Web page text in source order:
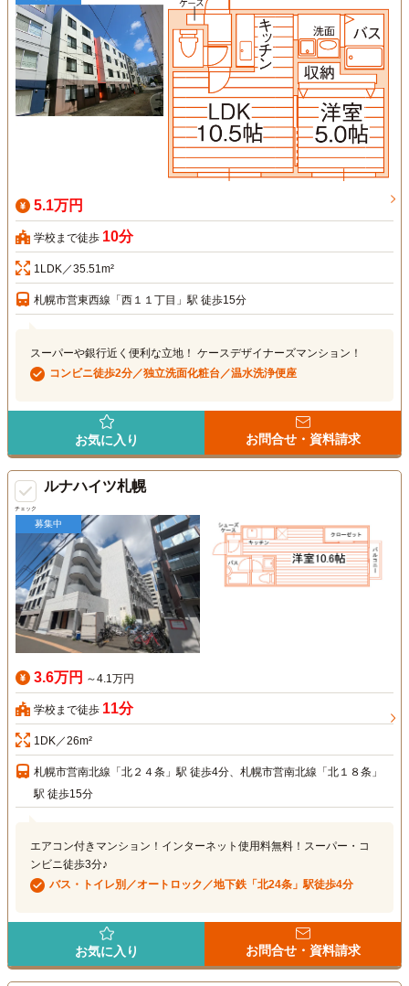
5.1万円
学校まで徒歩 10分
1LDK／35.51m²
札幌市営東西線「西１１丁目」駅 徒歩15分
スーパーや銀行近く便利な立地！ ケースデザイナーズマンション！
コンビニ徒歩2分／独立洗面化粧台／温水洗浄便座
お気に入り お問合せ・資料請求
チェック
ルナハイツ札幌
募集中
3.6万円 ～4.1万円
学校まで徒歩 11分
1DK／26m²
札幌市営南北線「北２４条」駅 徒歩4分、札幌市営南北線「北１８条」
駅 徒歩15分
エアコン付きマンション！インターネット使用料無料！スーパー・コ
ンビニ徒歩3分♪
バス・トイレ別／オートロック／地下鉄「北24条」駅徒歩4分
お気に入り お問合せ・資料請求